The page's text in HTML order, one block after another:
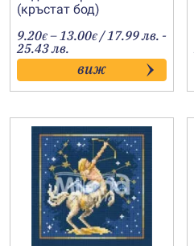
(кръстат бод)
9.20€ –13.00€Price
range:
9.20€
through
13.00€
/ 17.99 лв. -
25.43 лв.
виж